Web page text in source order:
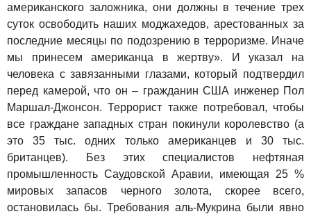
американского заложника, они должны в течение трех
суток освободить наших моджахедов, арестованных за
последние месяцы по подозрению в терроризме. Иначе
мы принесем американца в жертву». И указал на
человека с завязанными глазами, который подтвердил
перед камерой, что он – гражданин США инженер Пол
Маршал-Джонсон. Террорист также потребовал, чтобы
все граждане западных стран покинули королевство (а
это 35 тыс. одних только американцев и 30 тыс.
британцев). Без этих специалистов нефтяная
промышленность Саудовской Аравии, имеющая 25 %
мировых запасов черного золота, скорее всего,
остановилась бы. Требования аль-Мукрина были явно